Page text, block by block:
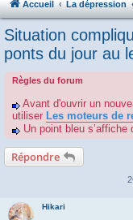
Accueil La dépression
Situation
ponts du jour au
Règles du forum
Avant d'ouvrir un
utiliser Les moteurs de
Un point bleu
Répondre
Hikari